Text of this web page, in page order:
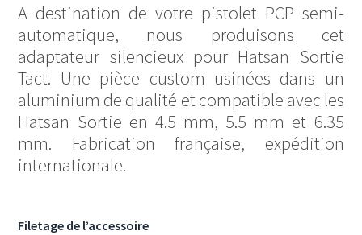
client
A destination de votre pistolet PCP semi-
automatique, nous produisons cet
adaptateur silencieux pour Hatsan Sortie
Tact. Une pièce custom usinées dans un
aluminium de qualité et compatible avec les
Hatsan Sortie en 4.5 mm, 5.5 mm et 6.35
mm. Fabrication française, expédition
internationale.
Filetage de l’accessoire